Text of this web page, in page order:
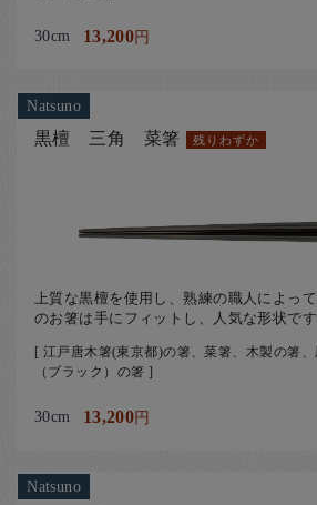
30cm 13,200円
Natsuno
黒檀 三角 菜箸 残りわずか
上質な黒檀を使用し、熟練の職人によっ
のお箸は手にフィットし、人気な形状です
[ 江戸唐木箸(東京都)の箸、菜箸、木製の箸
（ブラック）の箸 ]
30cm 13,200円
Natsuno